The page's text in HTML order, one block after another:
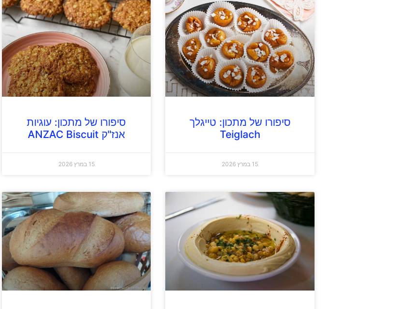
סיפורו של מתכון: טייגלך
Teiglach
15 במרץ 2026
סיפורו של מתכון: עוגיות
אנז"ק ANZAC Biscuit
15 במרץ 2026